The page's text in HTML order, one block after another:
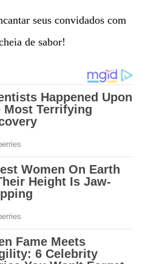
seus convidados com
de sabor!